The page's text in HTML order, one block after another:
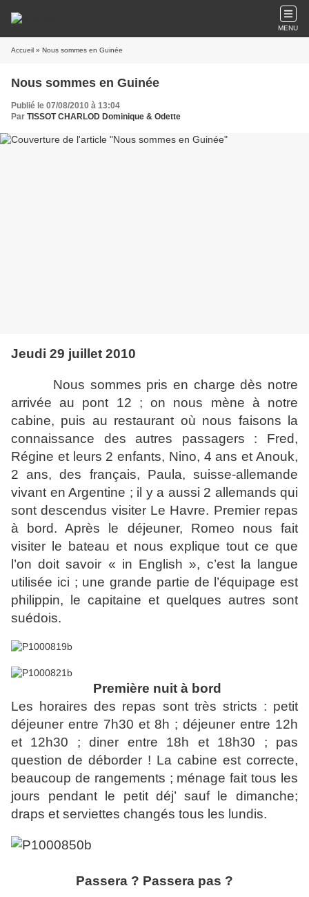
MENU
Accueil » Nous sommes en Guinée
Nous sommes en Guinée
Publié le 07/08/2010 à 13:04
Par TISSOT CHARLOD Dominique & Odette
Jeudi 29 juillet 2010
Nous sommes pris en charge dès notre
arrivée au pont 12 ; on nous mène à notre
cabine, puis au restaurant où nous faisons la
connaissance des autres passagers : Fred,
Régine et leurs 2 enfants, Nino, 4 ans et Anouk,
2 ans, des français, Paula, suisse-allemande
vivant en Argentine ; il y a aussi 2 allemands qui
sont descendus visiter Le Havre. Premier repas
à bord. Après le déjeuner, Romeo nous fait
visiter le bateau et nous explique tout ce que
l’on doit savoir « in English », c’est la langue
utilisée ici ; une grande partie de l’équipage est
philippin, le capitaine et quelques autres sont
suédois.
Première nuit à bord
Les horaires des repas sont très stricts : petit
déjeuner entre 7h30 et 8h ; déjeuner entre 12h
et 12h30 ; diner entre 18h et 18h30 ; pas
question de déborder ! La cabine est correcte,
beaucoup de rangements ; ménage fait tous les
jours pendant le petit déj’ sauf le dimanche;
draps et serviettes changés tous les lundis.
Passera ? Passera pas ?